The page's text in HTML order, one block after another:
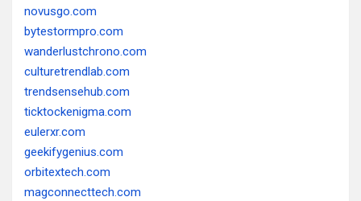
novusgo.com
bytestormpro.com
wanderlustchrono.com
culturetrendlab.com
trendsensehub.com
ticktockenigma.com
eulerxr.com
geekifygenius.com
orbitextech.com
magconnecttech.com